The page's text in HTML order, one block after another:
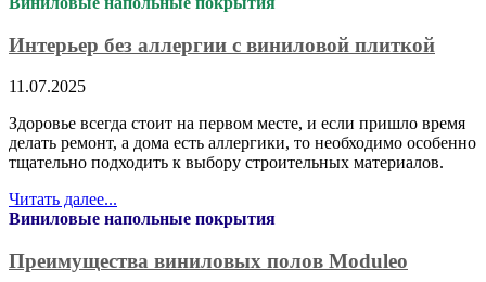
Интерьер без аллергии с виниловой плиткой
11.07.2025
Здоровье всегда стоит на первом месте, и если пришло время
делать ремонт, а дома есть аллергики, то необходимо особенно
тщательно подходить к выбору строительных материалов.
Читать далее...
Виниловые напольные покрытия
Преимущества виниловых полов Moduleo